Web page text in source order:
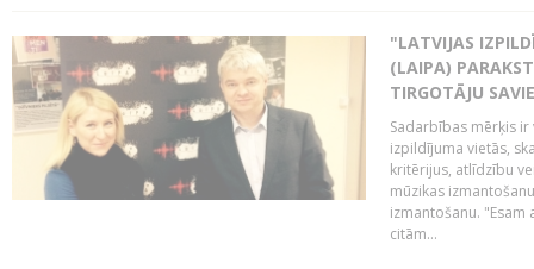
"LATVIJAS
(LAIPA)
TIRGOTĀJU
Sadarbības mērķis
izpildījuma vietās,
kritērijus, atlīdzību
mūzikas
izmantošanu.
citām...